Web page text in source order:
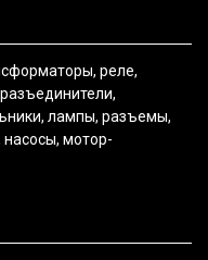
реле,
лампы, разъемы,
насосы, мотор-